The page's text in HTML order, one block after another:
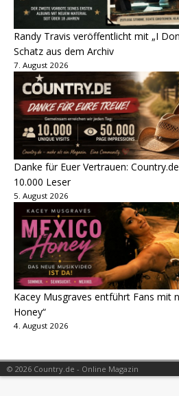
Randy Travis veröffentlicht mit „I
Schatz aus dem Archiv
7. August 2026
Danke für Euer Vertrauen:
10.000 Leser
5. August 2026
Kacey Musgraves entführt Fans mit
Honey“
4. August 2026
© 2026 Country.de - Online Magazin